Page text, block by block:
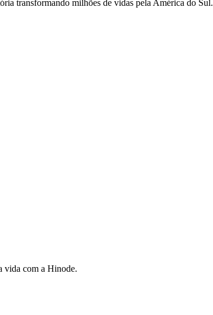
transformando milhões de vidas pela América do Sul.
vida com a Hinode.